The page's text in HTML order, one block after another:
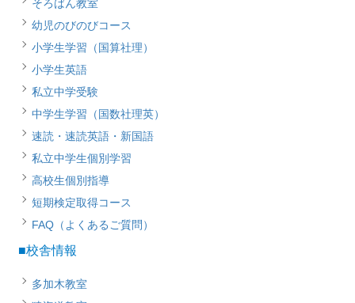
そろばん教室
幼児のびのびコース
小学生学習（国算社理）
小学生英語
私立中学受験
中学生学習（国数社理英）
速読・速読英語・新国語
私立中学生個別学習
高校生個別指導
短期検定取得コース
FAQ（よくあるご質問）
■校舎情報
多加木教室